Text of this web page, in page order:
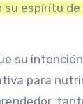
su espíritu
su
para